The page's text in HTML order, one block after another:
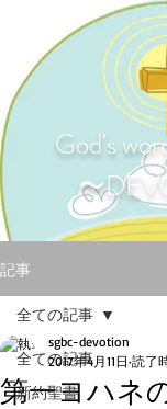
God's
〜
記事
全ての記事
新約聖書
全ての記事
第一ヨハネ
sgbc-devotion
2017年4月11日 読了